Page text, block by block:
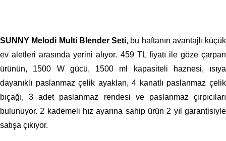
SUNNY Melodi Multi Blender Seti, bu haftanın avantajlı küçük
ev aletleri arasında yerini alıyor. 459 TL fiyatı ile göze çarpan
ürünün, 1500 W gücü, 1500 ml kapasiteli haznesi, ısıya
dayanıklı paslanmaz çelik ayakları, 4 kanatlı paslanmaz çelik
bıçağı, 3 adet paslanmaz rendesi ve paslanmaz çırpıcıları
bulunuyor. 2 kademeli hız ayarına sahip ürün 2 yıl garantisiyle
satışa çıkıyor.